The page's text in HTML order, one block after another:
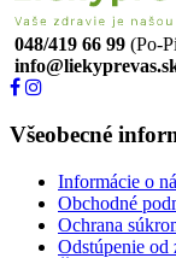
048/419 66 99 (Po-
Všeobecné
Informácie o
Obchodné
Ochrana
Odstúpenie od